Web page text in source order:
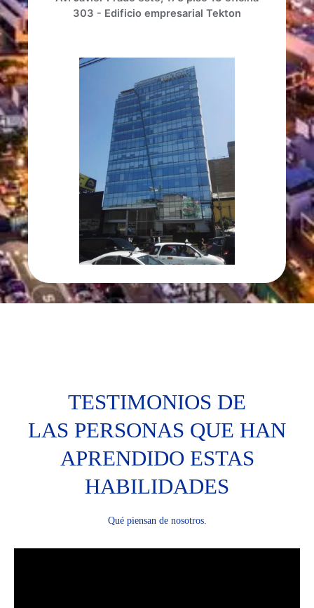
303 - Edificio empresarial Tekton
TESTIMONIOS DE
LAS PERSONAS QUE HAN
APRENDIDO ESTAS
HABILIDADES
Qué piensan de nosotros.